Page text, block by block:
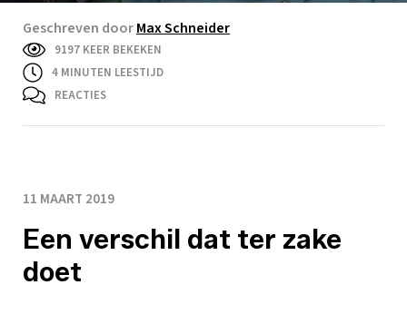
Geschreven doorMax Schneider
9197 KEER BEKEKEN
4 MINUTEN LEESTIJD
REACTIES
11 MAART 2019
Een verschil dat ter zake
doet